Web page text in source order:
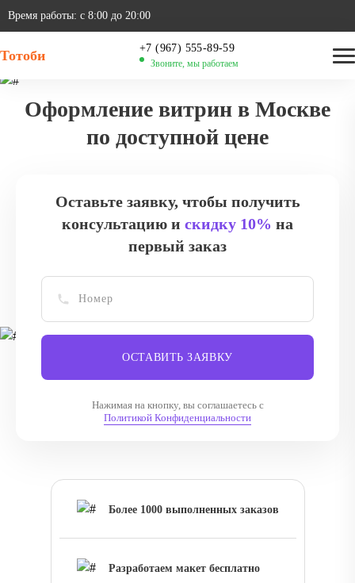
Время работы: с 8:00 до 20:00
Тотоби ‪+7 (967) 555-89-59
Звоните, мы работаем
Оформление витрин в Москве
по доступной цене
Оставьте заявку, чтобы получить
консультацию и скидку 10% на
первый заказ
ОСТАВИТЬ ЗАЯВКУ
Нажимая на кнопку, вы соглашаетесь с
Политикой Конфиденциальности
Более 1000 выполненных заказов
Разработаем макет бесплатно